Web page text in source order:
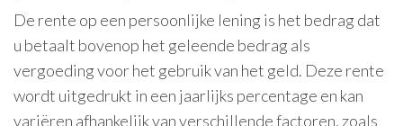
De rente op een persoonlijke lening is het bedrag dat
u betaalt bovenop het geleende bedrag als
vergoeding voor het gebruik van het geld. Deze rente
wordt uitgedrukt in een jaarlijks percentage en kan
variëren afhankelijk van verschillende factoren, zoals